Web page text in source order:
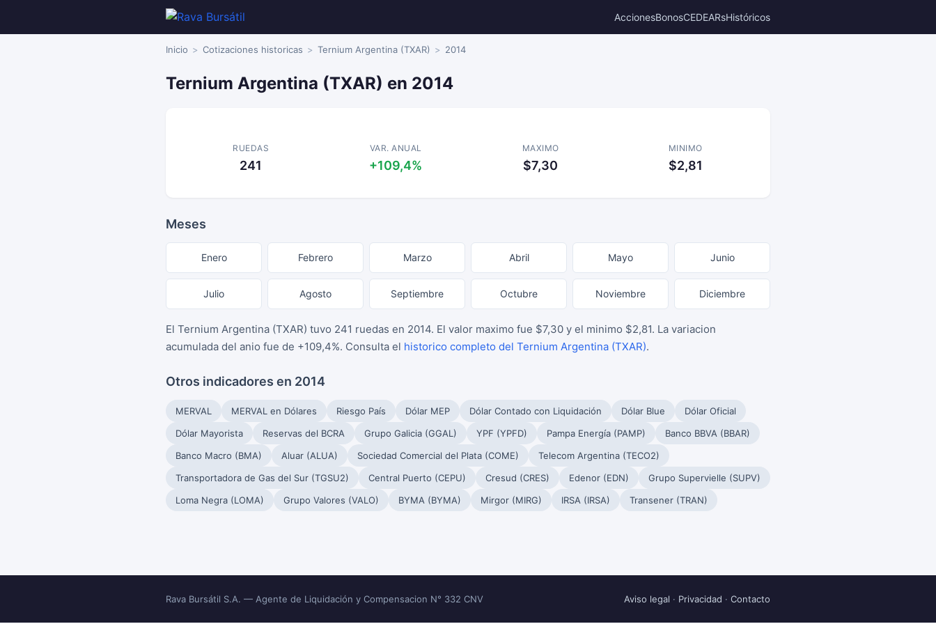
AccionesBonosCEDEARsHistóricos
Inicio Cotizaciones historicas Ternium Argentina (TXAR) 2014
Ternium Argentina (TXAR) en 2014
RUEDAS
241
VAR. ANUAL
+109,4%
MAXIMO
$7,30
MINIMO
$2,81
Meses
Enero Febrero Marzo Abril Mayo Junio
Julio Agosto Septiembre Octubre Noviembre Diciembre
El Ternium Argentina (TXAR) tuvo 241 ruedas en 2014. El valor maximo fue $7,30 y el minimo $2,81. La variacion
acumulada del anio fue de +109,4%. Consulta el historico completo del Ternium Argentina (TXAR).
Otros indicadores en 2014
MERVAL MERVAL en Dólares Riesgo País Dólar MEP Dólar Contado con Liquidación Dólar Blue
Dólar Oficial
Dólar Mayorista
Reservas del BCRA Grupo Galicia (GGAL) YPF (YPFD) Pampa Energía (PAMP)
Banco BBVA (BBAR)
Banco Macro (BMA)
Aluar (ALUA) Sociedad Comercial del Plata (COME)
Telecom Argentina (TECO2)
Transportadora de Gas del Sur (TGSU2)
Central Puerto (CEPU) Cresud (CRES) Edenor (EDN)
Grupo Supervielle (SUPV)
Loma Negra (LOMA)
Grupo Valores (VALO) BYMA (BYMA) Mirgor (MIRG) IRSA (IRSA) Transener (TRAN)
Rava Bursátil S.A. — Agente de Liquidación y Compensacion N° 332 CNV Aviso legal · Privacidad · Contacto